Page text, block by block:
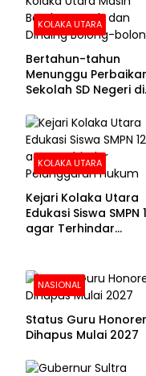
KOLAKA UTARA
Bertahun-tahun
Menunggu
Sekolah SD Negeri di
Beralas Tanah dan
Dinding Bolong-
KOLAKA UTARA
Kejari Kolaka Utara
Edukasi Siswa SMPN
agar Terhindar
NASIONAL
Status Guru Honorer
Dihapus Mulai 2027